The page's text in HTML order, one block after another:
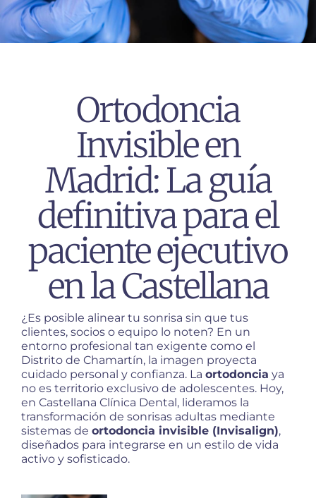
Ortodoncia
Invisible en
Madrid: La guía
definitiva para el
paciente ejecutivo
en la Castellana
¿Es posible alinear tu sonrisa sin que tus
clientes, socios o equipo lo noten? En un
entorno profesional tan exigente como el
Distrito de Chamartín, la imagen proyecta
cuidado personal y confianza. La ortodoncia ya
no es territorio exclusivo de adolescentes. Hoy,
en Castellana Clínica Dental, lideramos la
transformación de sonrisas adultas mediante
sistemas de ortodoncia invisible (Invisalign),
diseñados para integrarse en un estilo de vida
activo y sofisticado.